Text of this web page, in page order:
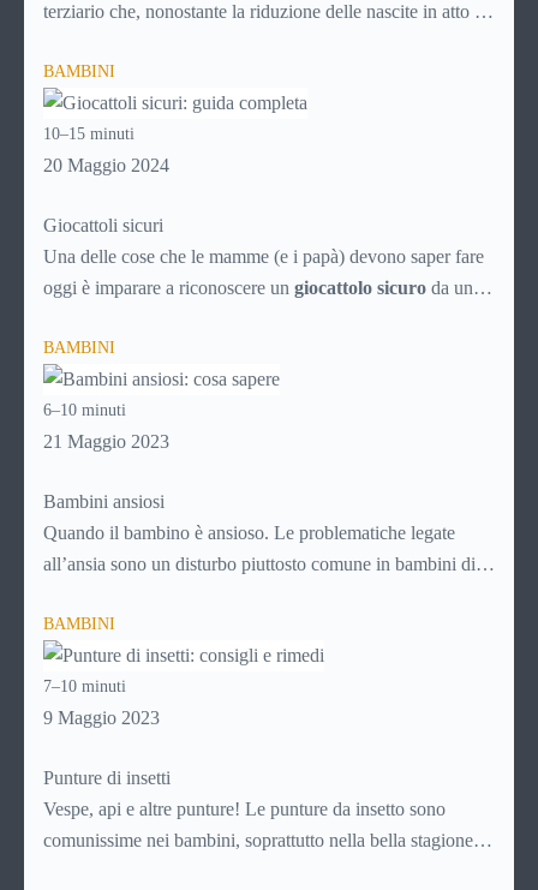
terziario che, nonostante la riduzione delle nascite in atto da
articolo specifico ricco di consigli utili per la scelta
intelligente dei servizi che possono rendere la vità più facile
ai genitori dei bimbi da 0 a 5 anni, aiutando i neonati nella
crescita e nello sviluppo.
BAMBINI
10–15 minuti
20 Maggio 2024
Giocattoli sicuri
Una delle cose che le mamme (e i papà) devono saper fare
oggi è imparare a riconoscere un giocattolo sicuro da uno
basso costo provenienti dalla Cina, che spesso sono vere e
proprie trappole per i nostri figli.
BAMBINI
6–10 minuti
21 Maggio 2023
Bambini ansiosi
Quando il bambino è ansioso. Le problematiche legate
all’ansia sono un disturbo piuttosto comune in bambini di
evitare che si trasformino in un problema più grande, con la
crescita. Per sapere di più su come affrontare i disturbi
legati all’ansia nei bambini, continua a leggere!
BAMBINI
7–10 minuti
9 Maggio 2023
Punture di insetti
Vespe, api e altre punture! Le punture da insetto sono
comunissime nei bambini, soprattutto nella bella stagione